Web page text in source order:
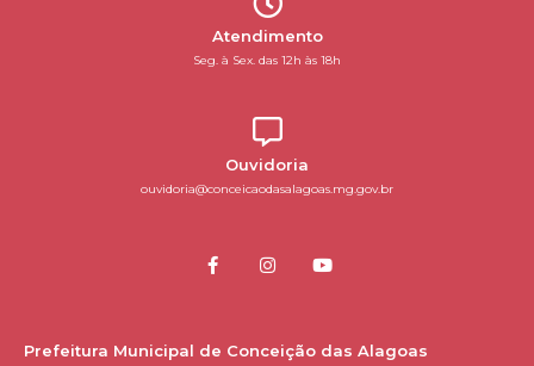
Atendimento
Seg. à Sex. das 12h às 18h
Ouvidoria
ouvidoria@conceicaodasalagoas.mg.gov.br
Prefeitura Municipal de Conceição das Alagoas